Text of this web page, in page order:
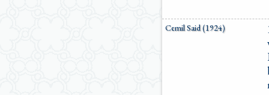
Cemil Said (1924)